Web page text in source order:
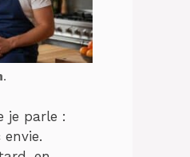
.
je parle :